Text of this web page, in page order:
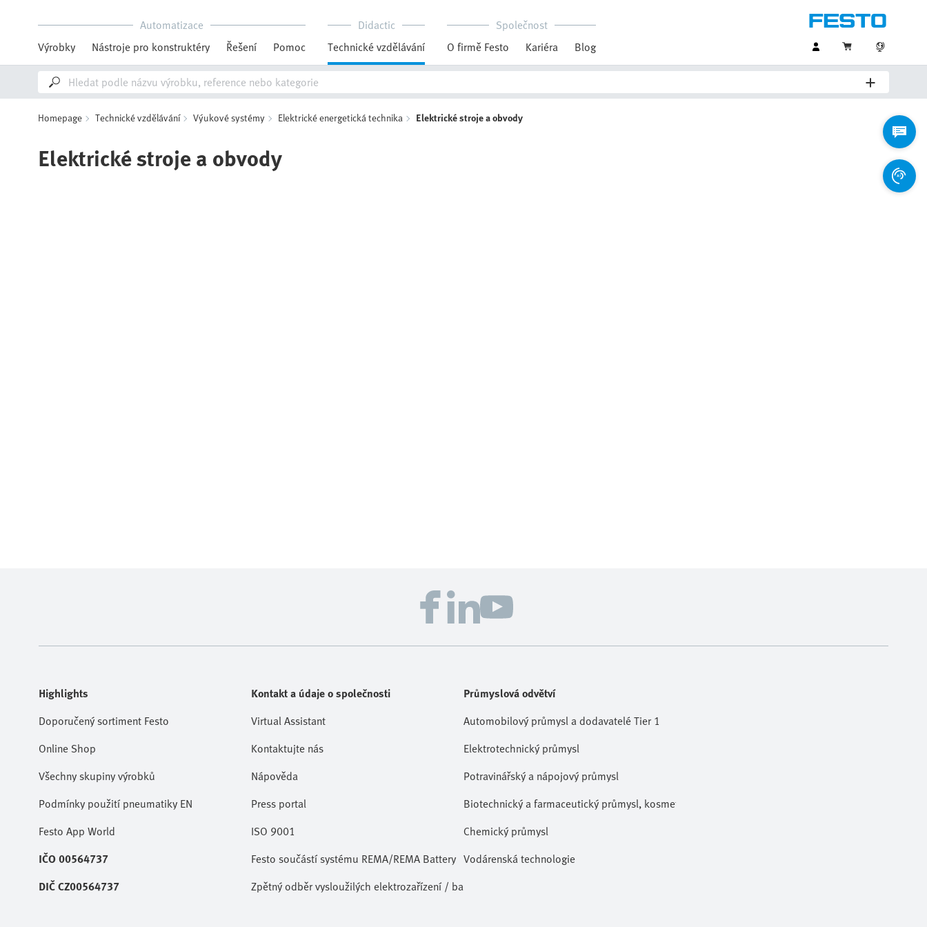
Automatizace
Výrobky
Nástroje pro konstruktéry Řešení Pomoc
Didactic
Technické vzdělávání
Společnost
O firmě Festo
Kariéra Blog
Homepage Technické vzdělávání Výukové systémy Elektrické energetická technika Elektrické stroje a obvody
Elektrické stroje a obvody
Highlights
Doporučený sortiment Festo
Online Shop
Všechny skupiny výrobků
Podmínky použití pneumatiky EN
Festo App World
IČO 00564737
DIČ CZ00564737
Kontakt a údaje o společnosti
Virtual Assistant
Kontaktujte nás
Nápověda
Press portal
ISO 9001
Festo součástí systému REMA/REMA Battery
Zpětný odběr vysloužilých elektrozařízení / baterií
Průmyslová odvětví
Automobilový průmysl a dodavatelé Tier 1
Elektrotechnický průmysl
Potravinářský a nápojový průmysl
Biotechnický a farmaceutický průmysl, kosmetika
Chemický průmysl
Vodárenská technologie